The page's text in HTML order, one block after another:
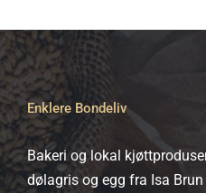
velges
produktsiden
Enklere Bondeliv
Bakeri og lokal
dølagris og egg fra Isa Brun